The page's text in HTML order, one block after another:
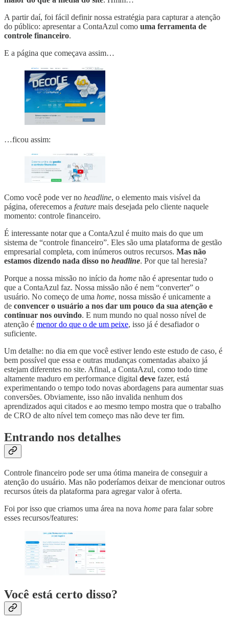
A partir daí, foi fácil definir nossa estratégia para capturar a atenção
do público: apresentar a ContaAzul como uma ferramenta de
controle financeiro.
E a página que começava assim…
…ficou assim:
Como você pode ver no headline, o elemento mais visível da
página, oferecemos a feature mais desejada pelo cliente naquele
momento: controle financeiro.
É interessante notar que a ContaAzul é muito mais do que um
sistema de “controle financeiro”. Eles são uma plataforma de gestão
empresarial completa, com inúmeros outros recursos. Mas não
estamos dizendo nada disso no headline. Por que tal heresia?
Porque a nossa missão no início da home não é apresentar tudo o
que a ContaAzul faz. Nossa missão não é nem “converter” o
usuário. No começo de uma home, nossa missão é unicamente a
de convencer o usuário a nos dar um pouco da sua atenção e
continuar nos ouvindo. E num mundo no qual nosso nível de
atenção é menor do que o de um peixe, isso já é desafiador o
suficiente.
Um detalhe: no dia em que você estiver lendo este estudo de caso, é
bem possível que essa e outras mudanças comentadas abaixo já
estejam diferentes no site. Afinal, a ContaAzul, como todo time
altamente maduro em performance digital deve fazer, está
experimentando o tempo todo novas abordagens para aumentar suas
conversões. Obviamente, isso não invalida nenhum dos
aprendizados aqui citados e ao mesmo tempo mostra que o trabalho
de CRO de alto nível tem começo mas não deve ter fim.
Entrando nos detalhes
Controle financeiro pode ser uma ótima maneira de conseguir a
atenção do usuário. Mas não poderíamos deixar de mencionar outros
recursos úteis da plataforma para agregar valor à oferta.
Foi por isso que criamos uma área na nova home para falar sobre
esses recursos/features:
Você está certo disso?